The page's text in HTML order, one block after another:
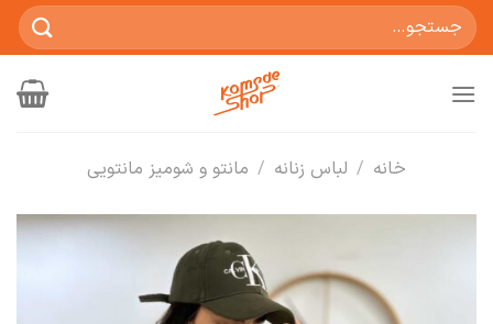
جستجو
برای:
خانه / لباس زنانه / مانتو و شومیز مانتویی